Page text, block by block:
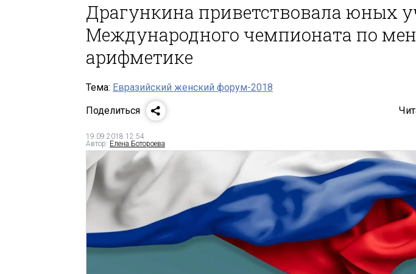
Драгункина приветствовала юных
Международного чемпионата по
арифметике
Тема: Евразийский женский форум-2018
Поделиться
19.09.2018 12:54
Автор: Елена Ботороева